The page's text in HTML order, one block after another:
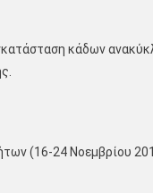
κάδων
(16-24 Νοεμβρίου